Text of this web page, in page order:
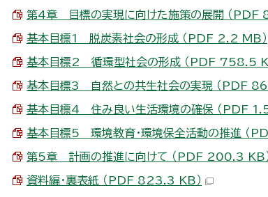
第4章 目標の実現に向けた施策の展開 （PDF
基本目標1 脱炭素社会の形成 （PDF 2.2 MB）
基本目標2 循環型社会の形成 （PDF 758.5
基本目標3 自然との共生社会の実現 （PDF
基本目標4 住み良い生活環境の確保 （PDF
基本目標5 環境教育・環境保全活動の推進 （
第5章 計画の推進に向けて （PDF 200.3 KB
資料編・裏表紙 （PDF 823.3 KB）